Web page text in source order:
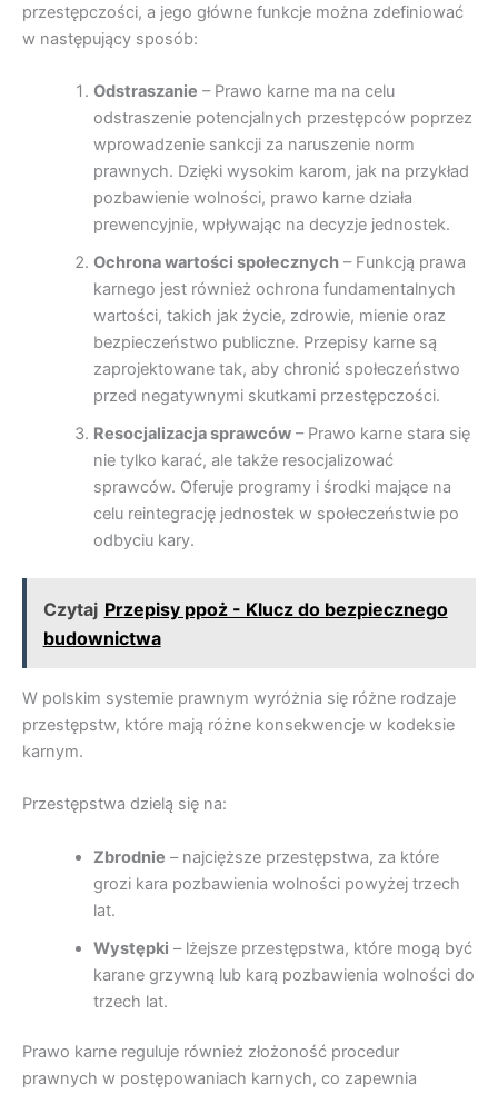
przestępczości, a jego główne funkcje można zdefiniować
w następujący sposób:
Odstraszanie – Prawo karne ma na celu
odstraszenie potencjalnych przestępców poprzez
wprowadzenie sankcji za naruszenie norm
prawnych. Dzięki wysokim karom, jak na przykład
pozbawienie wolności, prawo karne działa
prewencyjnie, wpływając na decyzje jednostek.
Ochrona wartości społecznych– Funkcją prawa
karnego jest również ochrona fundamentalnych
wartości, takich jak życie, zdrowie, mienie oraz
bezpieczeństwo publiczne. Przepisy karne są
zaprojektowane tak, aby chronić społeczeństwo
przed negatywnymi skutkami przestępczości.
Resocjalizacja sprawców– Prawo karne stara się
nie tylko karać, ale także resocjalizować
sprawców. Oferuje programy i środki mające na
celu reintegrację jednostek w społeczeństwie po
odbyciu kary.
Czytaj Przepisy ppoż - Klucz do bezpiecznego
budownictwa
W polskim systemie prawnym wyróżnia się różne rodzaje
przestępstw, które mają różne konsekwencje w kodeksie
karnym.
Przestępstwa dzielą się na:
Zbrodnie – najcięższe przestępstwa, za które
grozi kara pozbawienia wolności powyżej trzech
lat.
Występki – lżejsze przestępstwa, które mogą być
karane grzywną lub karą pozbawienia wolności do
trzech lat.
Prawo karne reguluje również złożoność procedur
prawnych w postępowaniach karnych, co zapewnia